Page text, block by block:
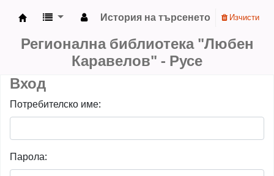
История на търсенето Изчисти
Регионална библиотека "Любен
Каравелов" - Русе
Вход
Потребителско име:
Парола: